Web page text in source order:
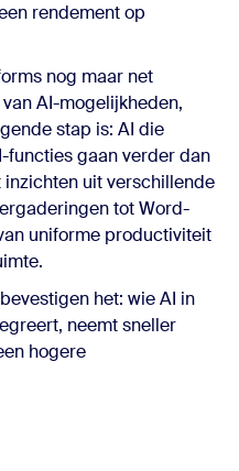
rendement op
nog maar net
AI-mogelijkheden,
stap is: AI die
functies gaan verder dan
uit verschillende
tot Word-
uniforme productiviteit
het: wie AI in
neemt sneller
hogere